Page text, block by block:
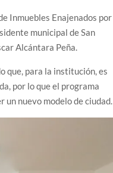
Inmuebles Enajenados por
municipal de San
Alcántara Peña.
que, para la institución, es
por lo que el programa
un nuevo modelo de ciudad.